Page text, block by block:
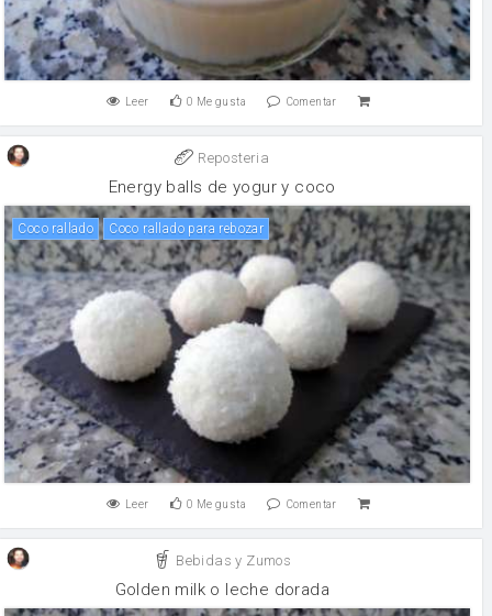
Leer 0 Me gusta Comentar
Reposteria
Energy balls de yogur y coco
Coco rallado Coco rallado para rebozar
Leer 0 Me gusta Comentar
Bebidas y Zumos
Golden milk o leche dorada